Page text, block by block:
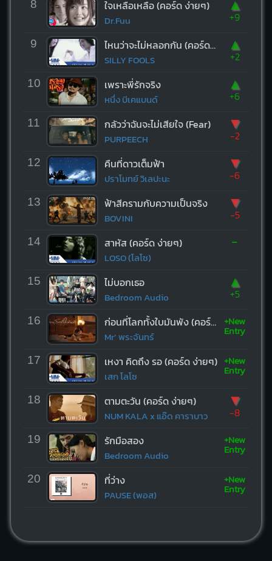
8 ใจเหลือเหลือ (คอร์ด ง่ายๆ)
Dr.Fuu
▲
+9
9 ไหนว่าจะไม่หลอกกัน (คอร์ด ง่ายๆ)
SILLY FOOLS
▲
+2
10 เพราะพี่รักจริง
หนึ่ง บีเคแบนด์
▲
+6
11 กลัวว่าฉันจะไม่เสียใจ (Fear)
PURPEECH
▼
-2
12 คืนที่ดาวเต็มฟ้า
ปราโมทย์ วิเลปะนะ
▼
-6
13 ฟ้าสีครามกับความเป็นจริง
BOVINI
▼
-5
14 สาหัส (คอร์ด ง่ายๆ)
LOSO (โลโซ)
-
15 ไม่บอกเธอ
Bedroom Audio
▲
+5
16 ก่อนที่โลกทั้งใบมันพัง (คอร์ด ง่ายๆ)
Mr’ พระจันทร์
+New
Entry
17 เหงา คิดถึง รอ (คอร์ด ง่ายๆ)
เสก โลโซ
+New
Entry
18 ตามตะวัน (คอร์ด ง่ายๆ)
NUM KALA x แอ๊ด คาราบาว
▼
-8
19 รักมือสอง
Bedroom Audio
+New
Entry
20 ที่ว่าง
PAUSE (พอส)
+New
Entry